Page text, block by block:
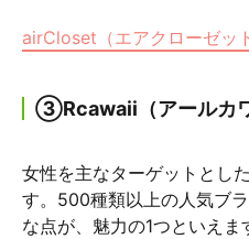
airCloset（エアクローゼッ
③Rcawaii（アールカワ
女性を主なターゲットとし
す。500種類以上の人気ブ
な点が、魅力の1つといえ